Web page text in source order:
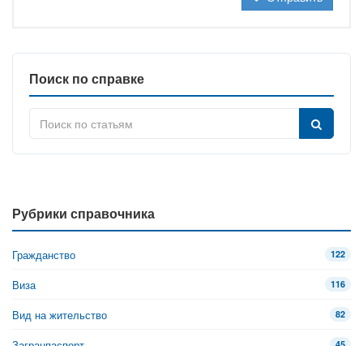
Поиск по справке
Рубрики справочника
Гражданство 122
Виза 116
Вид на жительство 82